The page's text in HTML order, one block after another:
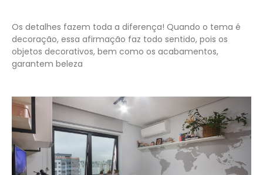
Os detalhes fazem toda a diferença! Quando o tema é
decoração, essa afirmação faz todo sentido, pois os
objetos decorativos, bem como os acabamentos,
garantem beleza